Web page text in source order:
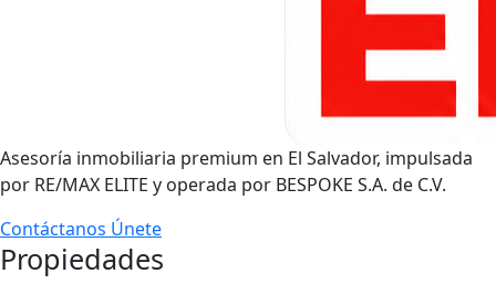
Asesoría inmobiliaria premium en El Salvador, impulsada
por RE/MAX ELITE y operada por BESPOKE S.A. de C.V.
Contáctanos Únete
Propiedades